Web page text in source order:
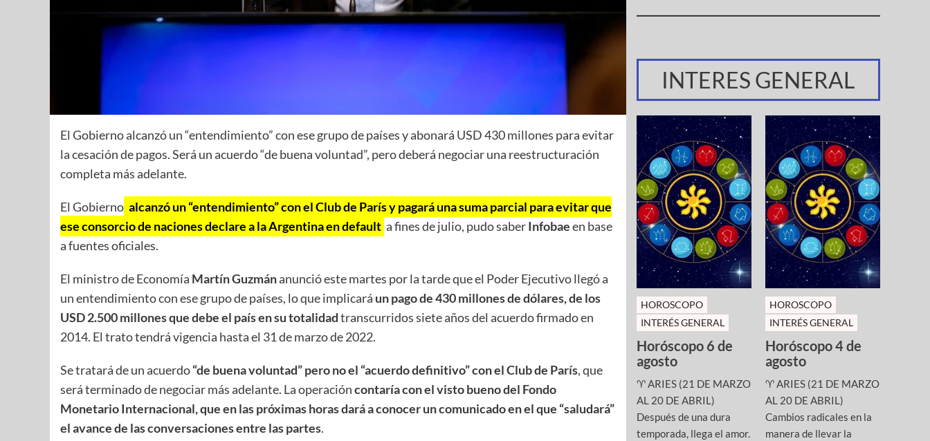
El Gobierno alcanzó un “entendimiento” con ese grupo de países y abonará USD 430 millones para evitar
la cesación de pagos. Será un acuerdo “de buena voluntad”, pero deberá negociar una reestructuración
completa más adelante.
El Gobierno alcanzó un “entendimiento” con el Club de París y pagará una suma parcial para evitar que
ese consorcio de naciones declare a la Argentina en default a fines de julio, pudo saberInfobaeen base
a fuentes oficiales.
El ministro de Economía Martín Guzmánanunció este martes por la tarde que el Poder Ejecutivo llegó a
un entendimiento con ese grupo de países, lo que implicará un pago de 430 millones de dólares, de los
USD 2.500 millones que debe el país en su totalidadtranscurridos siete años del acuerdo firmado en
2014. El trato tendrá vigencia hasta el 31 de marzo de 2022.
Se tratará de un acuerdo“de buena voluntad” pero no el “acuerdo definitivo” con el Club de París, que
será terminado de negociar más adelante. La operacióncontaría con el visto bueno del Fondo
Monetario Internacional, que en las próximas horas dará a conocer un comunicado en el que “saludará”
el avance de las conversaciones entre las partes.
INTERES GENERAL
HOROSCOPO
INTERÉS GENERAL
Horóscopo 6 de
agosto
♈ ARIES (21 DE MARZO
AL 20 DE ABRIL)
Después de una dura
temporada, llega el amor.
HOROSCOPO
INTERÉS GENERAL
Horóscopo 4 de
agosto
♈ ARIES (21 DE MARZO
AL 20 DE ABRIL)
Cambios radicales en la
manera de llevar la